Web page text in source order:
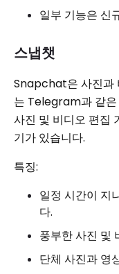
일부 기능은 신
스냅챗
Snapchat은 사진과
는 Telegram과 같은
사진 및 비디오 편집
기가 있습니다.
특징:
일정 시간이 지
다.
풍부한 사진 및
단체 사진과 영